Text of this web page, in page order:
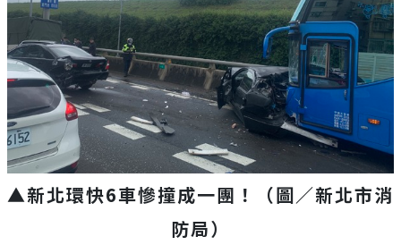
▲新北環快6車慘撞成一團！（圖／新北市消
防局）